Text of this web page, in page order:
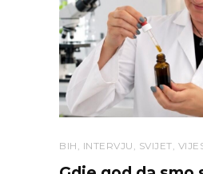
BIH , INTERVJU , SVIJET,